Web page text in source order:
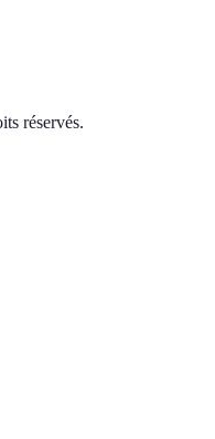
réservés.